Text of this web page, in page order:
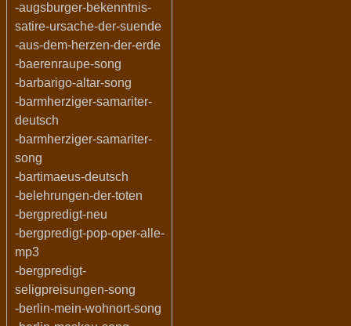
-augsburger-bekenntnis-
satire-ursache-der-suende
-aus-dem-herzen-der-erde
-baerenraupe-song
-barbarigo-altar-song
-barmherziger-samariter-
deutsch
-barmherziger-samariter-
song
-bartimaeus-deutsch
-belehrungen-der-toten
-bergpredigt-neu
-bergpredigt-pop-oper-alle-
mp3
-bergpredigt-
seligpreisungen-song
-berlin-mein-wohnort-song